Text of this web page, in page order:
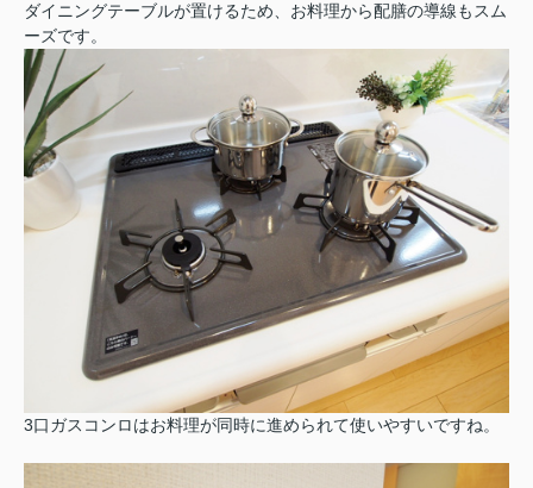
ダイニングテーブルが置けるため、お料理から配膳の導線もスム
ーズです。
3口ガスコンロはお料理が同時に進められて使いやすいですね。